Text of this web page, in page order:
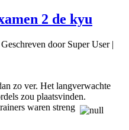
2 de kyu
Geschreven door Super User|
zo ver. Het langverwachte
zou plaatsvinden.
waren streng